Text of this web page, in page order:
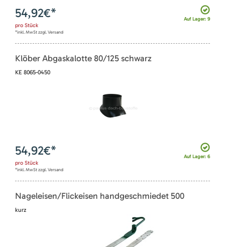
Auf Lager: 9
54,92€*
pro Stück
*inkl. MwSt zzgl. Versand
Klöber Abgaskalotte 80/125 schwarz
KE 8065-0450
Auf Lager: 6
54,92€*
pro Stück
*inkl. MwSt zzgl. Versand
Nageleisen/Flickeisen handgeschmiedet 500
kurz